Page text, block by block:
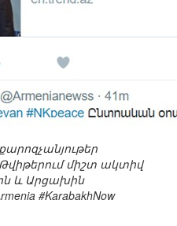
միշտ ակտիվ
և Արցախին
#KarabakhNow